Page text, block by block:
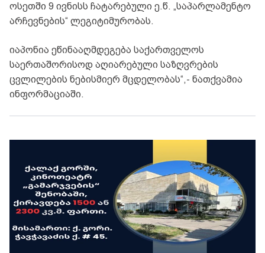
ოსეთში 9 ივნისს ჩატარებული ე.წ. „საპარლამენტო
არჩევნების“ ლეგიტიმურობას.
იაპონია ეწინააღმდეგება საქართველოს
საერთაშორისოდ აღიარებული საზღვრების
ცვლილების ნებისმიერ მცდელობას“,- ნათქვამია
ინფორმაციაში.